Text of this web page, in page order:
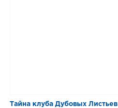
Тайна клуба Дубовых Листьев